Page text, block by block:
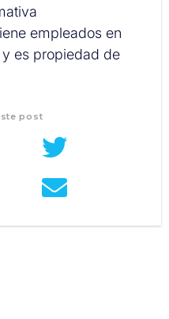
empleados en
es propiedad de
post